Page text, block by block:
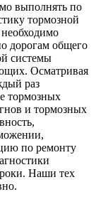
выполнять по
тормозной
дорогам общего
системы
Осматривая
раз
тормозных
и тормозных
по ремонту
Наши тех